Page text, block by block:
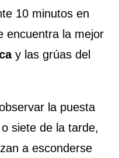
10 minutos en
encuentra la mejor
y las grúas del
la puesta
siete de la tarde,
a esconderse